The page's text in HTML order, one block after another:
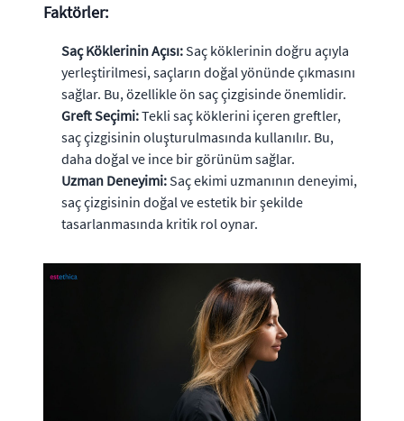
Faktörler:
Saç Köklerinin Açısı: Saç köklerinin doğru açıyla
yerleştirilmesi, saçların doğal yönünde çıkmasını
sağlar. Bu, özellikle ön saç çizgisinde önemlidir.
Greft Seçimi:Tekli saç köklerini içeren greftler,
saç çizgisinin oluşturulmasında kullanılır. Bu,
daha doğal ve ince bir görünüm sağlar.
Uzman Deneyimi: Saç ekimi uzmanının deneyimi,
saç çizgisinin doğal ve estetik bir şekilde
tasarlanmasında kritik rol oynar.